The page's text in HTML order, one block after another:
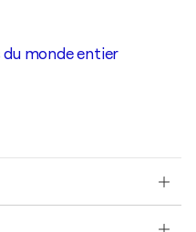
du monde entier